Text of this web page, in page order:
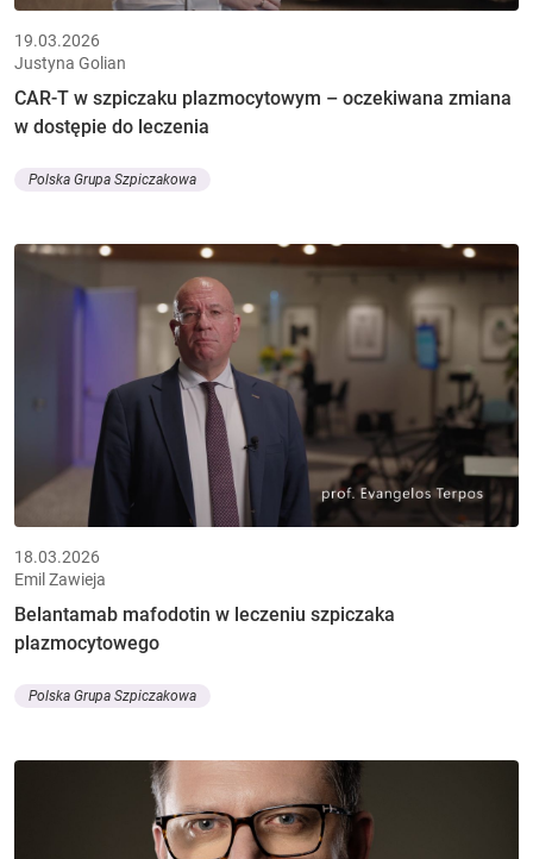
19.03.2026
Justyna Golian
CAR-T w szpiczaku plazmocytowym – oczekiwana zmiana
w dostępie do leczenia
Polska Grupa Szpiczakowa
18.03.2026
Emil Zawieja
Belantamab mafodotin w leczeniu szpiczaka
plazmocytowego
Polska Grupa Szpiczakowa